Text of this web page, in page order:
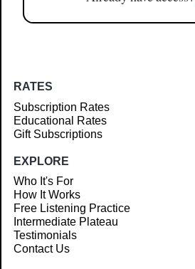
RATES
Subscription Rates
Educational Rates
Gift Subscriptions
EXPLORE
Who It's For
How It Works
Free Listening Practice
Intermediate Plateau
Testimonials
Contact Us